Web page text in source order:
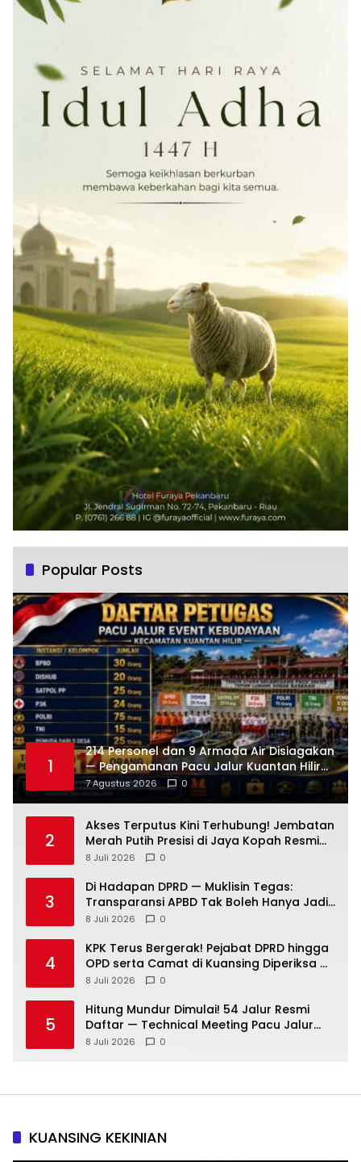
Popular Posts
1
214 Personel dan 9 Armada Air Disiagakan
— Pengamanan Pacu Jalur Kuantan Hilir
2026 Dipastikan Maksimal
7 Agustus 2026 0
2
Akses Terputus Kini Terhubung! Jembatan
Merah Putih Presisi di Jaya Kopah Resmi
Berdiri — Polri Buktikan Pembangunan Tak
8 Juli 2026 0
3
Di Hadapan DPRD — Muklisin Tegas:
Transparansi APBD Tak Boleh Hanya Jadi
Slogan!
8 Juli 2026 0
4
KPK Terus Bergerak! Pejabat DPRD hingga
OPD serta Camat di Kuansing Diperiksa —
Suasana Kian Memanas!
8 Juli 2026 0
5
Hitung Mundur Dimulai! 54 Jalur Resmi
Daftar — Technical Meeting Pacu Jalur
Rayon III Benai Digelar Besok
8 Juli 2026 0
KUANSING KEKINIAN